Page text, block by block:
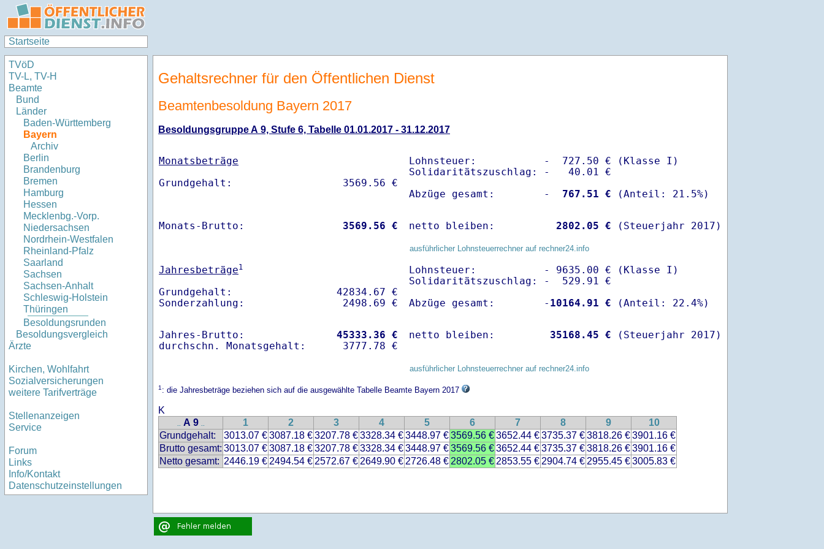
Startseite
TVöD
TV-L, TV-H
Beamte
Bund
Länder
Baden-Württemberg
Bayern
Archiv
Berlin
Brandenburg
Bremen
Hamburg
Hessen
Mecklenbg.-Vorp.
Niedersachsen
Nordrhein-Westfalen
Rheinland-Pfalz
Saarland
Sachsen
Sachsen-Anhalt
Schleswig-Holstein
Thüringen
Besoldungsrunden
Besoldungsvergleich
Ärzte
Kirchen, Wohlfahrt
Sozialversicherungen
weitere Tarifverträge
Stellenanzeigen
Service
Forum
Links
Info/Kontakt
Datenschutzeinstellungen
Gehaltsrechner für den Öffentlichen Dienst
Beamtenbesoldung Bayern 2017
Besoldungsgruppe A 9, Stufe 6, Tabelle 01.01.2017 - 31.12.2017
Monatsbeträge
Lohnsteuer:           -  727.50 € (Klasse I)
Solidaritätszuschlag: -   40.01 €
Abzüge gesamt:        -
  767.51 €
Monats-Brutto: 3569.56 € netto bleiben: 2802.05 € (Steuerjahr 2017)
ausführlicher Lohnsteuerrechner auf rechner24.info
Jahresbeträge1
Grundgehalt:                 42834.67 €
Lohnsteuer:           - 9635.00 € (Klasse I)
Solidaritätszuschlag: -  529.91 €
Abzüge gesamt:        - 10164.91 €
Jahres-Brutto: 45333.36 €
netto bleiben: 35168.45 € (Steuerjahr 2017)
ausführlicher Lohnsteuerrechner auf rechner24.info
1: die Jahresbeträge beziehen sich auf die ausgewählte Tabelle Beamte Bayern 2017
K
.. A 9 .. 1 2 3 4 5 6 7 8 9
10
Grundgehalt:
3013.07 €3087.18 €3207.78 €3328.34 €3448.97 €3569.56 €3652.44 €3735.37 €3818.26 €3901.16 €
Brutto gesamt: 3013.07 €3087.18 €3207.78 €3328.34 €3448.97 €3569.56 €3652.44 €3735.37 €3818.26 €3901.16 €
Netto gesamt: 2446.19 € 2494.54 € 2572.67 € 2649.90 € 2726.48 € 2802.05 € 2853.55 € 2904.74 € 2955.45 €3005.83 €